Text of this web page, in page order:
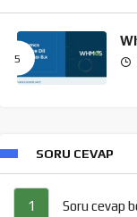
SORU CEVAP
1 Soru cevap